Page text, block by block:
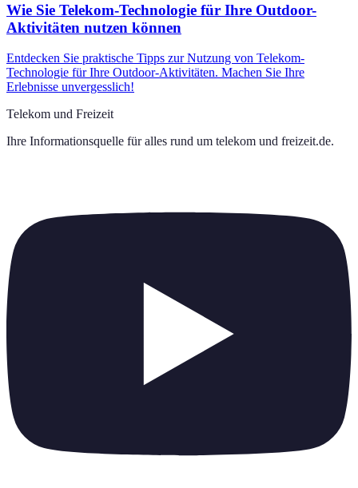
Wie Sie Telekom-Technologie für Ihre Outdoor-
Aktivitäten nutzen können
Entdecken Sie praktische Tipps zur Nutzung von Telekom-
Technologie für Ihre Outdoor-Aktivitäten. Machen Sie Ihre
Erlebnisse unvergesslich!
Telekom und Freizeit
Ihre Informationsquelle für alles rund um telekom und freizeit.de.